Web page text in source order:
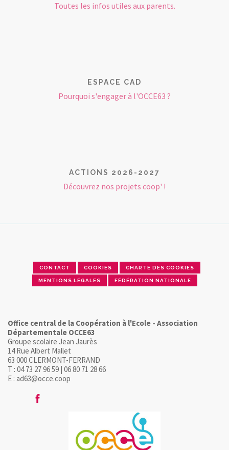
Toutes les infos utiles aux parents.
ESPACE CAD
Pourquoi s'engager à l'OCCE63 ?
ACTIONS 2026-2027
Découvrez nos projets coop' !
CONTACT COOKIES CHARTE DES COOKIES
MENTIONS LÉGALES FÉDÉRATION NATIONALE
Office central de la Coopération à l'Ecole - Association
Départementale OCCE63
Groupe scolaire Jean Jaurès
14 Rue Albert Mallet
63 000 CLERMONT-FERRAND
T : 04 73 27 96 59 | 06 80 71 28 66
E : ad63@occe.coop